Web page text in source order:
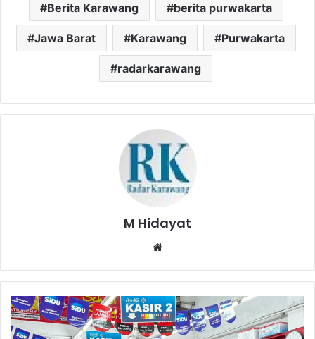
Berita Karawang berita purwakarta
Jawa Barat Karawang Purwakarta
radarkarawang
M Hidayat
Warga
Purwakarta
Antre